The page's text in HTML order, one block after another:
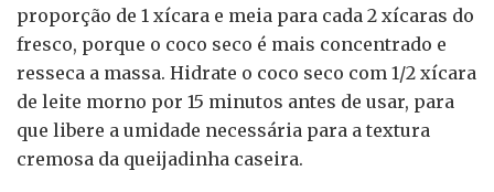
proporção de 1 xícara e meia para cada 2 xícaras do
fresco, porque o coco seco é mais concentrado e
resseca a massa. Hidrate o coco seco com 1/2 xícara
de leite morno por 15 minutos antes de usar, para
que libere a umidade necessária para a textura
cremosa da queijadinha caseira.